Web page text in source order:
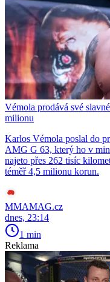
Vémola prodává své
milionu
Karlos Vémola poslal do
AMG G 63, který ho v
najeto přes 262 tisíc
téměř 4,5 milionu korun.
MMAMAG.cz
dnes, 23:14
1 min
Reklama